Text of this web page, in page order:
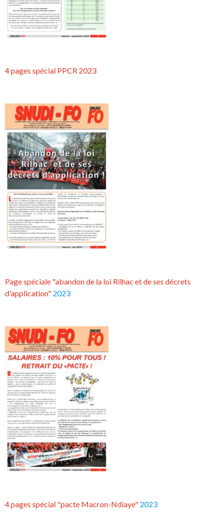
4 pages spécial PPCR 2023
Page spéciale "abandon de la loi Rilhac et de ses décrets
d'application" 2023
4 pages spécial "pacte Macron-Ndiaye" 2023